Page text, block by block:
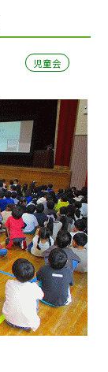
児童会